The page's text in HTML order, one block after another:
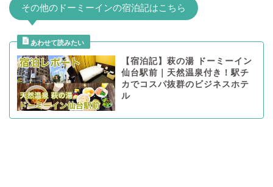
その他のドーミーインの宿泊記はこちら
【宿泊記】萩の湯 ドーミーイン
仙台駅前｜天然温泉付き！駅チ
カでコスパ抜群のビジネスホテ
ル